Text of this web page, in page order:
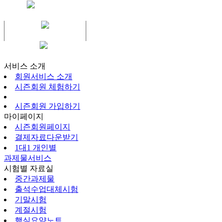
서비스 소개
회원서비스 소개
시즌회원 체험하기
시즌회원 가입하기
마이페이지
시즌회원페이지
결제자료다운받기
1대1 개인별
과제물서비스
시험별 자료실
중간과제물
출석수업대체시험
기말시험
계절시험
핵심요약노트